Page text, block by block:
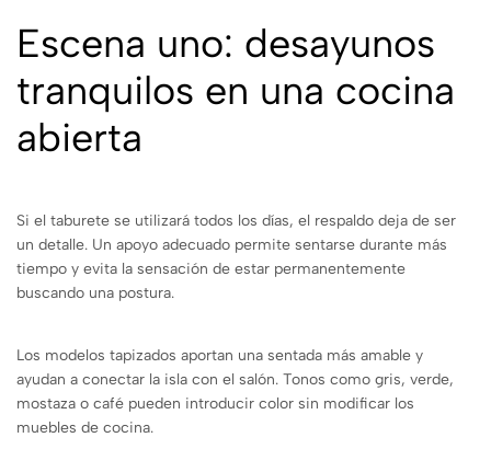
Escena uno: desayunos
tranquilos en una cocina
abierta
Si el taburete se utilizará todos los días, el respaldo deja de ser
un detalle. Un apoyo adecuado permite sentarse durante más
tiempo y evita la sensación de estar permanentemente
buscando una postura.
Los modelos tapizados aportan una sentada más amable y
ayudan a conectar la isla con el salón. Tonos como gris, verde,
mostaza o café pueden introducir color sin modificar los
muebles de cocina.